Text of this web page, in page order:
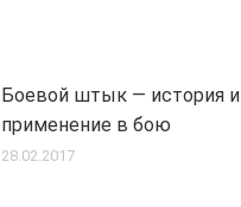
Боевой штык — история и
применение в бою
28.02.2017